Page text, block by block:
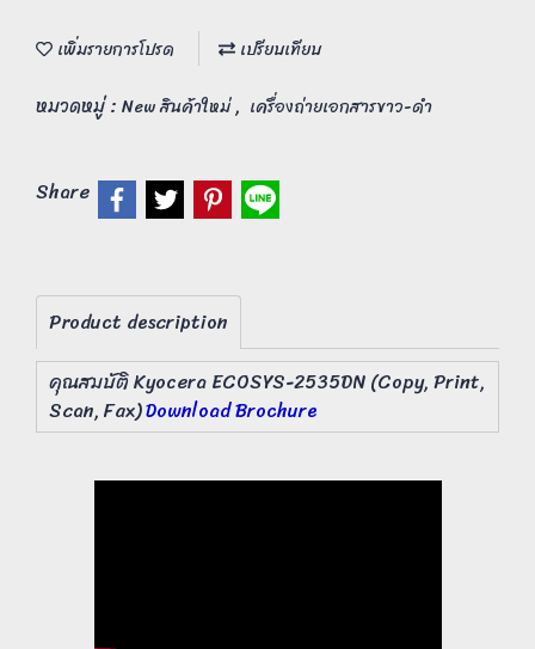
เพิ่มรายการโปรด เปรียบเทียบ
หมวดหมู่ : New สินค้าใหม่, เครื่องถ่ายเอกสารขาว-ดำ
Share
Product description
คุณสมบัติ Kyocera ECOSYS-2535DN (Copy, Print,
Scan, Fax)Download Brochure